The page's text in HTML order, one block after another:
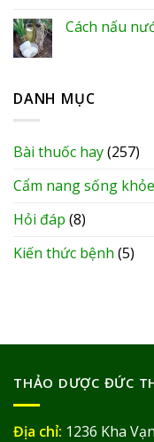
Cách nấu
DANH MỤC
Bài thuốc hay(257)
Cẩm nang sống khỏe
Hỏi đáp (8)
Kiến thức bệnh (5)
THẢO DƯỢC ĐỨC
Địa chỉ: 1236 Kha